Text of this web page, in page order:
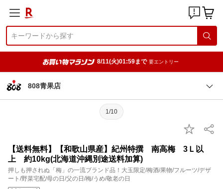
8/11(火)01:59まで 要エントリー
808青果店
1/10
【送料無料】【和歌山県産】紀州特撰 南高梅 3Ｌ以
上 約10kg(北海道沖縄別途送料加算)
押しも押されぬ「梅」の一流ブランド品！大玉限定/梅酒/果物/フルーツ/デザ
ート/野菜宅配/母の日/父の日/梅/うめ/敬老の日